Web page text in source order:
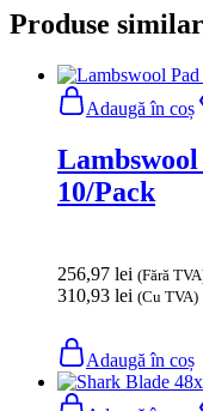
Produse
Adaugă în coș
10/Pack
256,97 lei (Fără
310,93 lei (Cu TVA)
Adaugă în coș